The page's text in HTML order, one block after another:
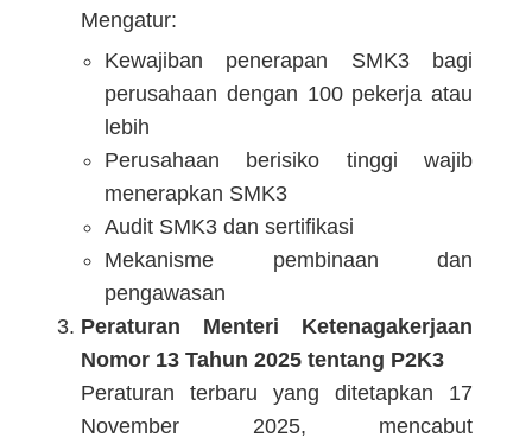
Mengatur:
Kewajiban penerapan SMK3 bagi
perusahaan dengan 100 pekerja atau
lebih
Perusahaan berisiko tinggi wajib
menerapkan SMK3
Audit SMK3 dan sertifikasi
Mekanisme pembinaan dan
pengawasan
Peraturan Menteri Ketenagakerjaan
Nomor 13 Tahun 2025 tentang P2K3
Peraturan terbaru yang ditetapkan 17
November 2025, mencabut